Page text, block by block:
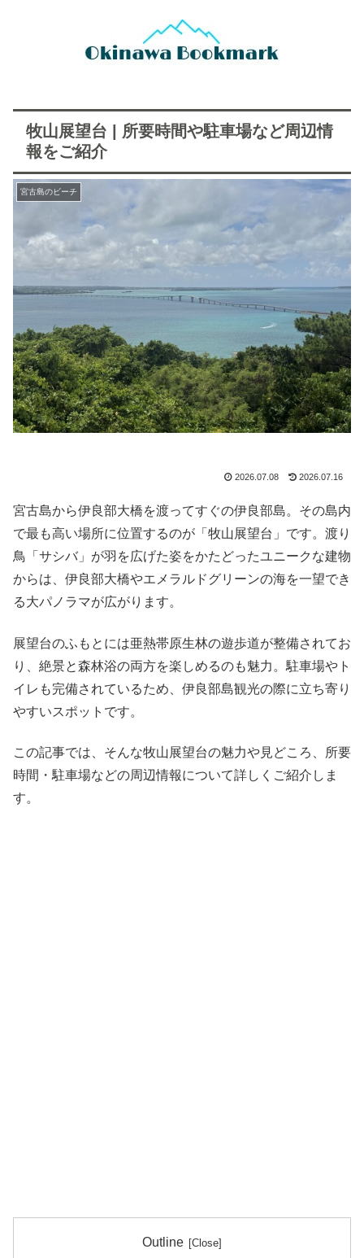
牧山展望台 | 所要時間や駐車場など周辺情
報をご紹介
宮古島のビーチ
2026.07.08 2026.07.16
宮古島から伊良部大橋を渡ってすぐの伊良部島。その島内
で最も高い場所に位置するのが「牧山展望台」です。渡り
鳥「サシバ」が羽を広げた姿をかたどったユニークな建物
からは、伊良部大橋やエメラルドグリーンの海を一望でき
る大パノラマが広がります。
展望台のふもとには亜熱帯原生林の遊歩道が整備されてお
り、絶景と森林浴の両方を楽しめるのも魅力。駐車場やト
イレも完備されているため、伊良部島観光の際に立ち寄り
やすいスポットです。
この記事では、そんな牧山展望台の魅力や見どころ、所要
時間・駐車場などの周辺情報について詳しくご紹介しま
す。
Outline